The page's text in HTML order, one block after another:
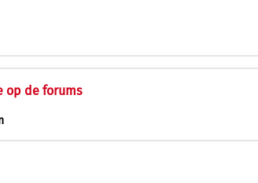
op de forums